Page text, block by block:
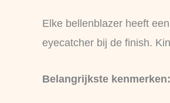
Elke bellenblazer heeft
eyecatcher bij de finish.
Belangrijkste kenmerken: